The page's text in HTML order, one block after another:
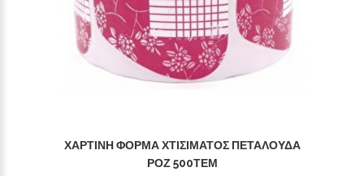
ΧΆΡΤΙΝΗ ΦΌΡΜΑ ΧΤΙΣΊΜΑΤΟΣ ΠΕΤΑΛΟΎΔΑ
ΡΟΖ 500ΤΕΜ